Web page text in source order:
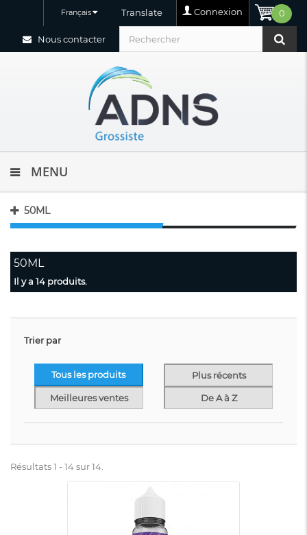
0
Connexion
Translate
Français
Nous contacter
MENU
50ML
50ML
Il y a 14 produits.
Trier par
Tous les produits Plus récents
Meilleures ventes De A à Z
Résultats 1 - 14 sur 14.